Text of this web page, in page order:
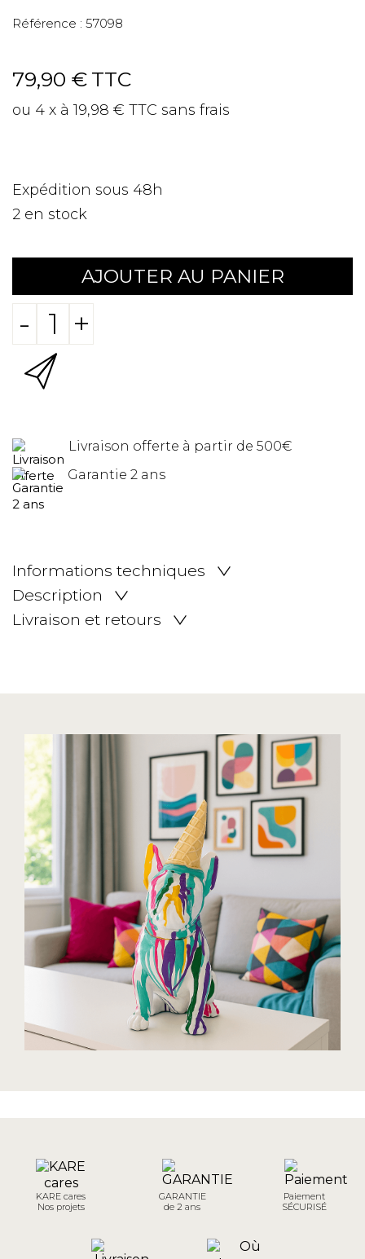
Référence : 57098
79,90 € TTC
ou 4 x à 19,98 € TTC sans frais
Expédition sous 48h
2 en stock
AJOUTER AU PANIER
- +
Livraison offerte à partir de 500€
Garantie 2 ans
Informations techniques
Description
Livraison et retours
KARE cares
Nos projets
GARANTIE
de 2 ans
Paiement
SÉCURISÉ